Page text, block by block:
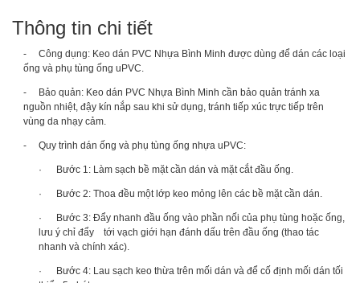
Thông tin chi tiết
- Công dụng: Keo dán PVC Nhựa Bình Minh được dùng để dán các loại
ống và phụ tùng ống uPVC.
- Bảo quản: Keo dán PVC Nhựa Bình Minh cần bảo quản tránh xa
nguồn nhiệt, đậy kín nắp sau khi sử dụng, tránh tiếp xúc trực tiếp trên
vùng da nhạy cảm.
- Quy trình dán ống và phụ tùng ống nhựa uPVC:
· Bước 1: Làm sạch bề mặt cần dán và mặt cắt đầu ống.
· Bước 2: Thoa đều một lớp keo mỏng lên các bề mặt cần dán.
· Bước 3: Đẩy nhanh đầu ống vào phần nối của phụ tùng hoặc ống,
lưu ý chỉ đẩy tới vạch giới hạn đánh dấu trên đầu ống (thao tác
nhanh và chính xác).
· Bước 4: Lau sạch keo thừa trên mối dán và để cố định mối dán tối